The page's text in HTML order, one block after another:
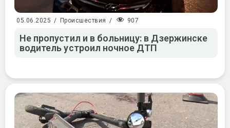
05.06.2025 / Происшествия / 907
Не пропустил и в больницу: в Дзержинске
водитель устроил ночное ДТП